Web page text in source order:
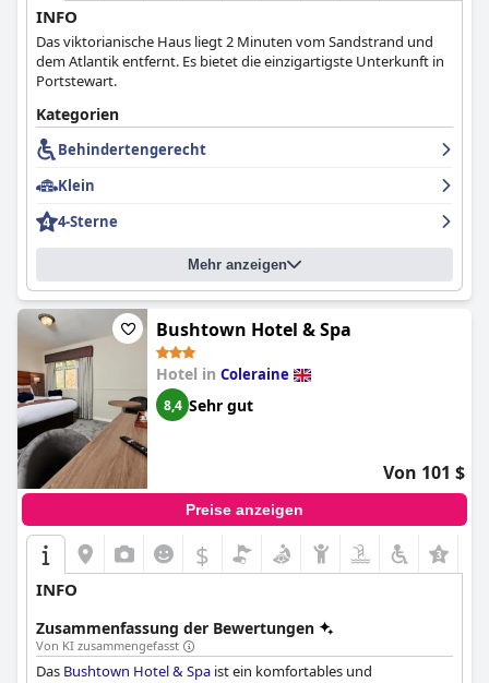
INFO
Das viktorianische Haus liegt 2 Minuten vom Sandstrand und
dem Atlantik entfernt. Es bietet die einzigartigste Unterkunft in
Portstewart.
Kategorien
Behindertengerecht
Klein
4-Sterne
Mehr anzeigen
Bushtown Hotel & Spa
Hotel in Coleraine
8,4 Sehr gut
Von 101 $
Preise anzeigen
$
INFO
Zusammenfassung der Bewertungen
Von KI zusammengefasst
Das Bushtown Hotel & Spa ist ein komfortables und